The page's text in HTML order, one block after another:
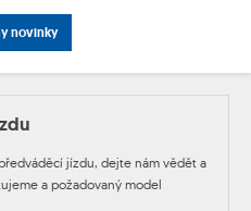
novinky
jízdu, dejte nám vědět a
a požadovaný model